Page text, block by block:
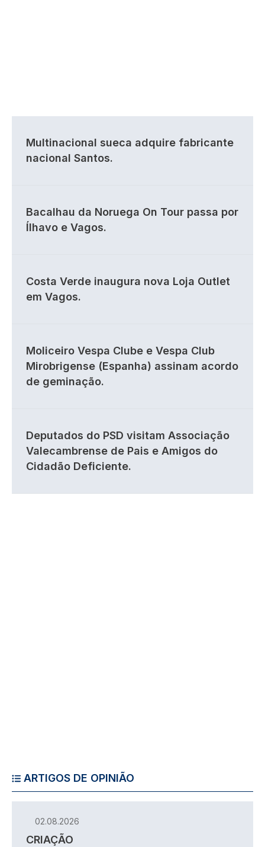
Multinacional sueca adquire fabricante
nacional Santos.
Bacalhau da Noruega On Tour passa por
Ílhavo e Vagos.
Costa Verde inaugura nova Loja Outlet
em Vagos.
Moliceiro Vespa Clube e Vespa Club
Mirobrigense (Espanha) assinam acordo
de geminação.
Deputados do PSD visitam Associação
Valecambrense de Pais e Amigos do
Cidadão Deficiente.
ARTIGOS DE OPINIÃO
02.08.2026
CRIAÇÃO